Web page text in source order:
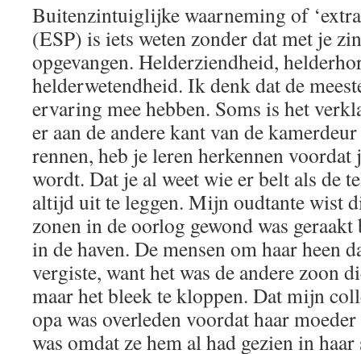
Buitenzintuiglijke waarneming of
(ESP) is iets weten zonder dat met je
opgevangen. Helderziendheid,
helderwetendheid. Ik denk dat de
ervaring mee hebben. Soms is het
er aan de andere kant van de
rennen, heb je leren herkennen voordat
wordt. Dat je al weet wie er belt als de
altijd uit te leggen. Mijn oudtante wist
zonen in de oorlog gewond was
in de haven. De mensen om haar heen
vergiste, want het was de andere zoon
maar het bleek te kloppen. Dat mijn
opa was overleden voordat haar
was omdat ze hem al had gezien in